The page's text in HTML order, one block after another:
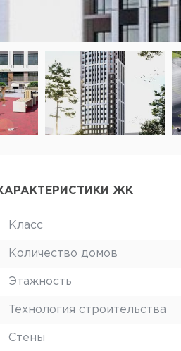
ЖК
Класс
Количество домов
Этажность
Технология строительства
Стены